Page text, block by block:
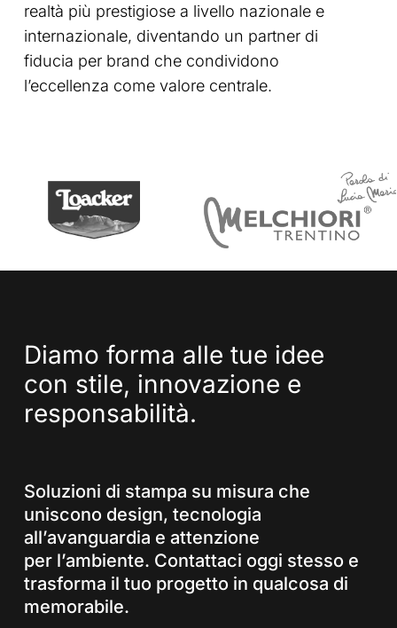
realtà più prestigiose a livello nazionale e
internazionale, diventando un partner di
fiducia per brand che condividono
l’eccellenza come valore centrale.
Diamo forma alle tue idee
con stile, innovazione e
responsabilità.
Soluzioni di stampa su misura che
uniscono design, tecnologia
all’avanguardia e attenzione
per l’ambiente. Contattaci oggi stesso e
trasforma il tuo progetto in qualcosa di
memorabile.